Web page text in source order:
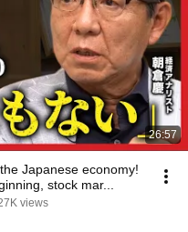
26:57
Japanese economy!
stock mar...
views